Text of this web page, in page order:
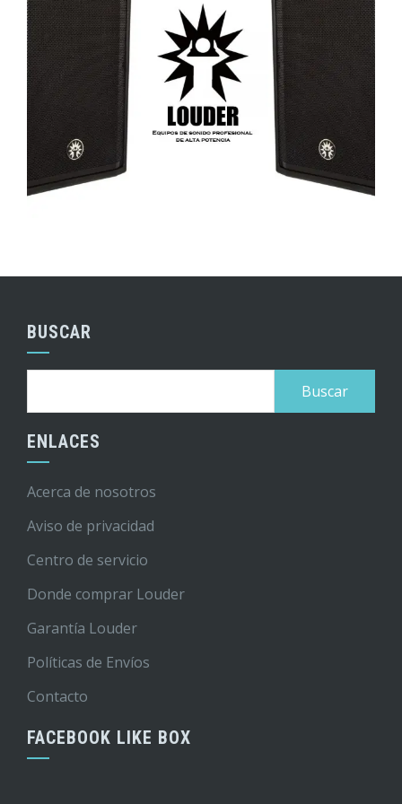
BUSCAR
ENLACES
Acerca de nosotros
Aviso de privacidad
Centro de servicio
Donde comprar Louder
Garantía Louder
Políticas de Envíos
Contacto
FACEBOOK LIKE BOX